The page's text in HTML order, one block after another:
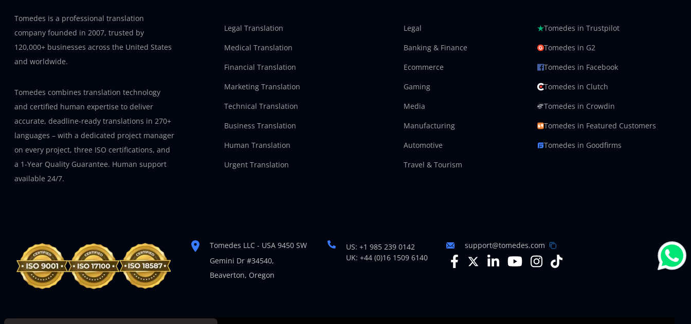
Tomedes is a professional translation
company founded in 2007, trusted by
120,000+ businesses across the United States
and worldwide.
Tomedes combines translation technology
and certified human expertise to deliver
accurate, deadline-ready translations in 270+
languages – with a dedicated project manager
on every project, three ISO certifications, and
a 1-Year Quality Guarantee. Human support
available 24/7.
Legal Translation
Medical Translation
Financial Translation
Marketing Translation
Technical Translation
Business Translation
Human Translation
Urgent Translation
Legal
Banking & Finance
Ecommerce
Gaming
Media
Manufacturing
Automotive
Travel & Tourism
Tomedes in Trustpilot
Tomedes in G2
Tomedes in Facebook
Tomedes in Clutch
Tomedes in Crowdin
Tomedes in Featured Customers
Tomedes in Goodfirms
Tomedes LLC - USA 9450 SW
Gemini Dr #34540,
Beaverton, Oregon
US: +1 985 239 0142
UK: +44 (0)16 1509 6140
support@tomedes.com